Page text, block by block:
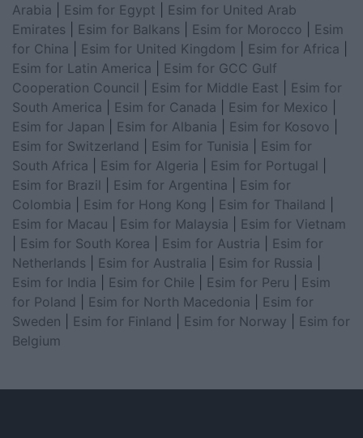
Arabia
Esim for Egypt
Esim for United Arab
Emirates
Esim for Balkans Esim for Morocco
Esim
for China
Esim for United Kingdom Esim for Africa
Esim for Latin America
Esim for GCC Gulf
Cooperation Council
Esim for Middle East
Esim for
South America
Esim for Canada Esim for Mexico
Esim for Japan
Esim for Albania Esim for Kosovo
Esim for Switzerland
Esim for Tunisia
Esim for
South Africa
Esim for Algeria Esim for Portugal
Esim for Brazil
Esim for Argentina
Esim for
Colombia
Esim for Hong Kong Esim for Thailand
Esim for Macau
Esim for Malaysia
Esim for Vietnam
Esim for South Korea Esim for Austria
Esim for
Netherlands
Esim for Australia Esim for Russia
Esim for India
Esim for Chile Esim for Peru
Esim
for Poland
Esim for North Macedonia
Esim for
Sweden
Esim for Finland Esim for Norway
Esim for
Belgium